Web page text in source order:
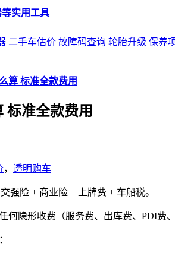
二手车估价 故障码查询 轮胎升级 保养
算 标准全款费用
标准全款费用
， 透明购车
强险 + 商业险 + 上牌费 + 车船税。
隐形收费（服务费、出库费、PDI费